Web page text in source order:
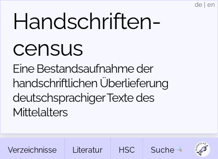
Handschriften­
census
Eine Bestandsaufnahme der
handschriftlichen Über­lieferung
deutschsprachiger Texte des
Mittelalters
de en
Verzeichnisse Literatur HSC Suche